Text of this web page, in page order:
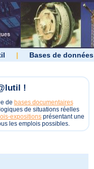
| Bases de données
!
de bases documentaires
de situations réelles
expositions présentant une
les emplois possibles.